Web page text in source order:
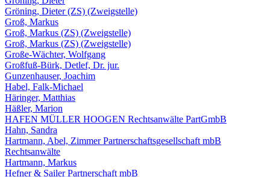
Gröning, Dieter (ZS) (Zweigstelle)
Groß, Markus
Groß, Markus (ZS) (Zweigstelle)
Groß, Markus (ZS) (Zweigstelle)
Große-Wächter, Wolfgang
Großfuß-Bürk, Detlef, Dr. jur.
Gunzenhauser, Joachim
Habel, Falk-Michael
Häringer, Matthias
Häßler, Marion
HAFEN MÜLLER HOOGEN Rechtsanwälte PartGmbB
Hahn, Sandra
Hartmann, Abel, Zimmer Partnerschaftsgesellschaft mbB
Rechtsanwälte
Hartmann, Markus
Hefner & Sailer Partnerschaft mbB